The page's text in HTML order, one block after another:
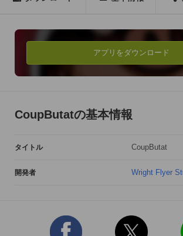
ぜひエンディングをその目で確かめてくださ
■簡単操作のランニングアクションゲームです
【遊び方】
・画面タップでブタをジャンプ
・仲間ブタが集まると、ブタの表情が変わっ
すると…？
・森の怖いオオカミ達をやっつけましょう！
アプリをダウンロード
CoupButatの基本情報
タイトル CoupButat
開発者 Wright Flyer